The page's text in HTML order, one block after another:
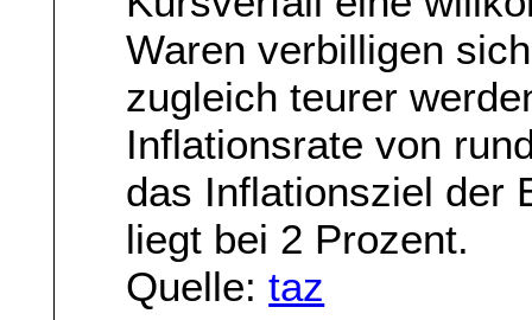
Waren verbilligen
zugleich teurer
Inflationsrate von
das Inflationsziel der
liegt bei 2 Prozent.
Quelle:taz